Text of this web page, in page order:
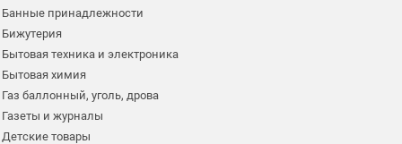
Банные принадлежности
Бижутерия
Бытовая техника и электроника
Бытовая химия
Газ баллонный, уголь, дрова
Газеты и журналы
Детские товары